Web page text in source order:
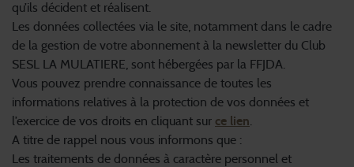
qu’ils décident et réalisent.
Les données collectées via le site, notamment dans le cadre
de la gestion de votre abonnement à la newsletter du Club
SESL LA MULATIERE, sont hébergées par la FFJDA.
Vous pouvez prendre connaissance de toutes les
informations relatives à la protection de vos données et
l’exercice de vos droits en cliquant sur ce lien.
A titre de rappel nous vous informons que :
Les traitements de données à caractère personnel et